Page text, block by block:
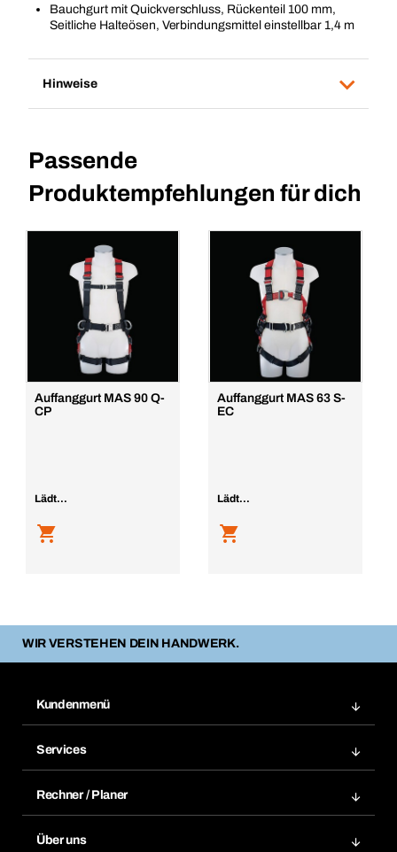
Bauchgurt mit Quickverschluss, Rückenteil 100 mm,
Seitliche Halteösen, Verbindungsmittel einstellbar 1,4 m
Hinweise
Passende
Produktempfehlungen für dich
Auffanggurt MAS 90 Q-
CP
Lädt...
Auffanggurt MAS 63 S-
EC
Lädt...
WIR VERSTEHEN DEIN HANDWERK.
Kundenmenü
Rechnungen
Daueraufträge
Merklisten
Services
Elektronischer Datenaustausch
Rechner / Planer
Über uns